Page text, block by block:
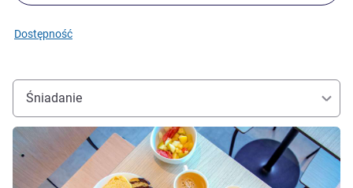
Dostępność
Śniadanie
Pokaż szczegóły